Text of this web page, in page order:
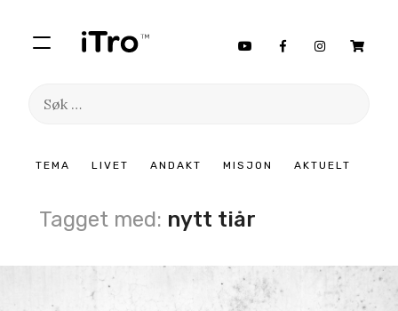
TEMA LIVET ANDAKT MISJON AKTUELT
Søk
Tagget med: nytt tiår